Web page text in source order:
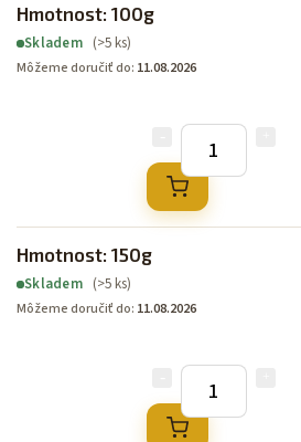
Hmotnost: 100g
Skladem (>5 ks)
Môžeme doručiť do: 11.08.2026
Hmotnost: 150g
Skladem (>5 ks)
Môžeme doručiť do: 11.08.2026